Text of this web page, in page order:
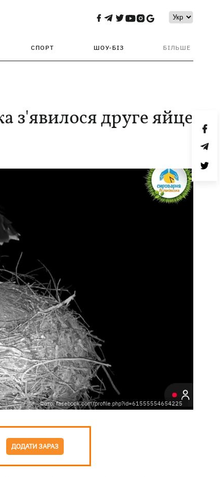
СПОРТ ШОУ-БІЗ БІЛЬШЕ
з'явилося друге яйце
Фото: facebook.com/profile.php?id=61555554654225
ДОДАТИ ЗАРАЗ